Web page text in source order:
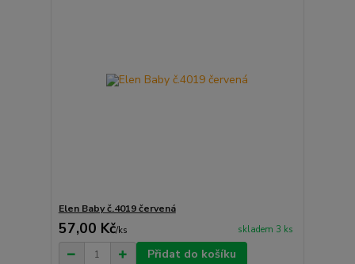
Elen Baby č.4019 červená
57,00 Kč/ks skladem 3 ks
Přidat do košíku